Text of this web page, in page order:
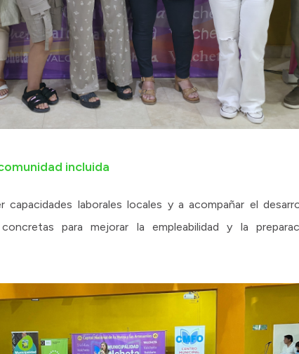
incluida
laborales locales y a acompañar el
para mejorar la empleabilidad y la